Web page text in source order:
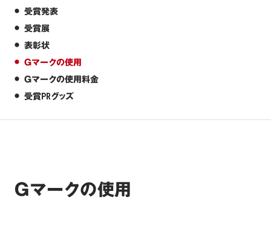
受賞発表
受賞展
表彰状
Ｇマークの使用
Ｇマークの使用料金
受賞PRグッズ
Ｇマークの使用